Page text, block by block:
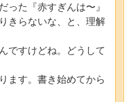
た『赤すぎんは〜』
きらないな、と、理解
ですけどね。どうして
ます。書き始めてから